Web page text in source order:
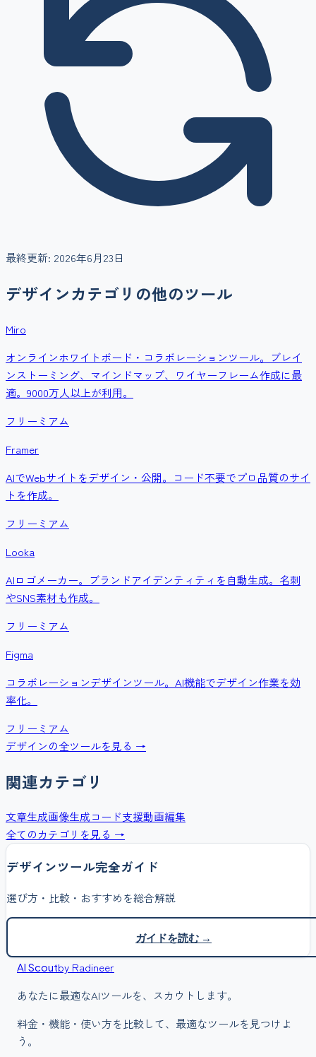
最終更新: 2026年6月23日
デザインカテゴリの他のツール
Miro
オンラインホワイトボード・コラボレーションツール。ブレイ
ンストーミング、マインドマップ、ワイヤーフレーム作成に最
適。9000万人以上が利用。
フリーミアム
Framer
AIでWebサイトをデザイン・公開。コード不要でプロ品質のサイ
トを作成。
フリーミアム
Looka
AIロゴメーカー。ブランドアイデンティティを自動生成。名刺
やSNS素材も作成。
フリーミアム
Figma
コラボレーションデザインツール。AI機能でデザイン作業を効
率化。
フリーミアム
デザインの全ツールを見る →
関連カテゴリ
文章生成画像生成コード支援動画編集
全てのカテゴリを見る →
デザインツール完全ガイド
選び方・比較・おすすめを総合解説
ガイドを読む →
AI Scoutby Radineer
あなたに最適なAIツールを、スカウトします。
料金・機能・使い方を比較して、最適なツールを見つけよ
う。